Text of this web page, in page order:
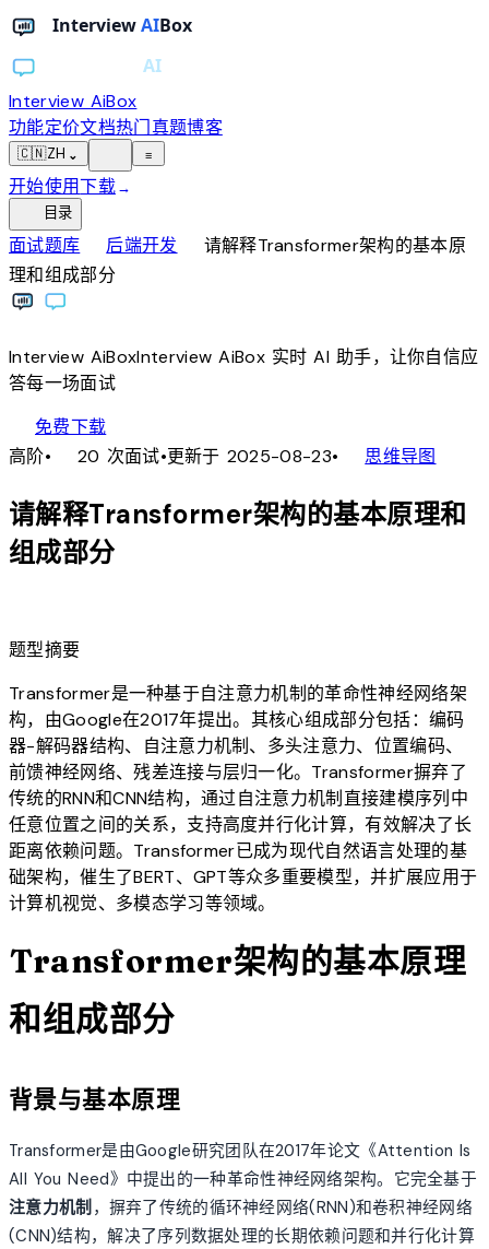
Interview AiBox
功能定价文档热门真题博客
🇨🇳ZH ⌄ ≡
开始使用下载→
目录
面试题库chevron_right后端开发chevron_right
请解释Transformer架构的基本原
理和组成部分
Interview AiBoxInterviewAiBox实时 AI 助手，让你自信应
答每一场面试
免费下载
高阶• 20 次面试•更新于 2025-08-23• account_tree思维导图
请解释Transformer架构的基本原理和
组成部分
题型摘要
Transformer是一种基于自注意力机制的革命性神经网络架
构，由Google在2017年提出。其核心组成部分包括：编码
器-解码器结构、自注意力机制、多头注意力、位置编码、
前馈神经网络、残差连接与层归一化。Transformer摒弃了
传统的RNN和CNN结构，通过自注意力机制直接建模序列中
任意位置之间的关系，支持高度并行化计算，有效解决了长
距离依赖问题。Transformer已成为现代自然语言处理的基
础架构，催生了BERT、GPT等众多重要模型，并扩展应用于
计算机视觉、多模态学习等领域。
Transformer架构的基本原理
和组成部分
背景与基本原理
Transformer是由Google研究团队在2017年论文《Attention Is
All You Need》中提出的一种革命性神经网络架构。它完全基于
注意力机制 ，摒弃了传统的循环神经网络(RNN)和卷积神经网络
(CNN)结构，解决了序列数据处理的长期依赖问题和并行化计算